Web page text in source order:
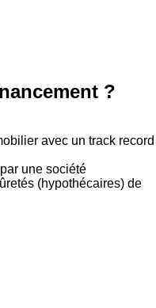
?
avec un track record
par une société
(hypothécaires) de